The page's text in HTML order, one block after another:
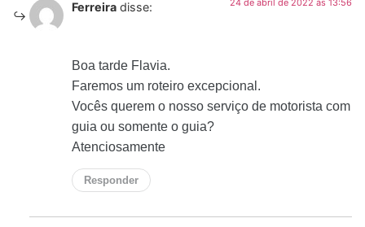
Ferreira disse: 24 de abril de 2022 às 13:56
Boa tarde Flavia.
Faremos um roteiro excepcional.
Vocês querem o nosso serviço de motorista com
guia ou somente o guia?
Atenciosamente
Responder